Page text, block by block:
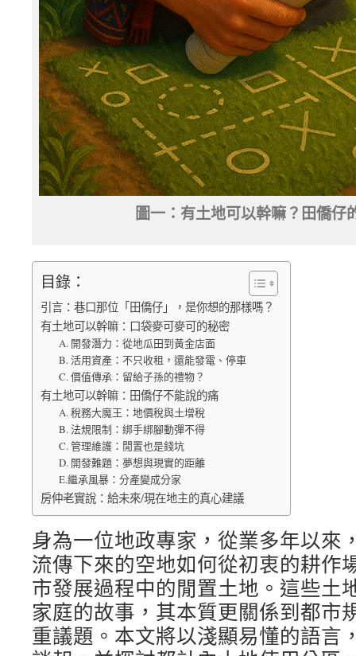
圖一：有土地可以幹嘛？田僑仔
目錄：
引言：巷口那位「田僑仔」，是你想的那樣嗎？
有土地可以幹嘛：口袋麥可麥可的秘密
A. 開發潛力：從地瓜田到黃金店面
B. 活用資產：不只收租，還能發電、停車
C. 價值傳承：留給子孫的禮物？
有土地可以幹嘛：田僑仔不能說的痛
A. 稅務大魔王：地價稅與土增稅
B. 法規限制：綁手綁腳動彈不得
C. 管理維護：閒置也是錢坑
D. 開發難題：夢想與現實的距離
E.繼承風暴：分產變成分家
房仲老實說：給未來/現在地主的真心建議
身為一位地政專家，從業多年以來
流傳下來的空地如何從初衷的耕作
市發展過程中的閒置土地。這些土
家庭的故事，其本質更關係到都市
重議題。本文將以淺顯易懂的語言